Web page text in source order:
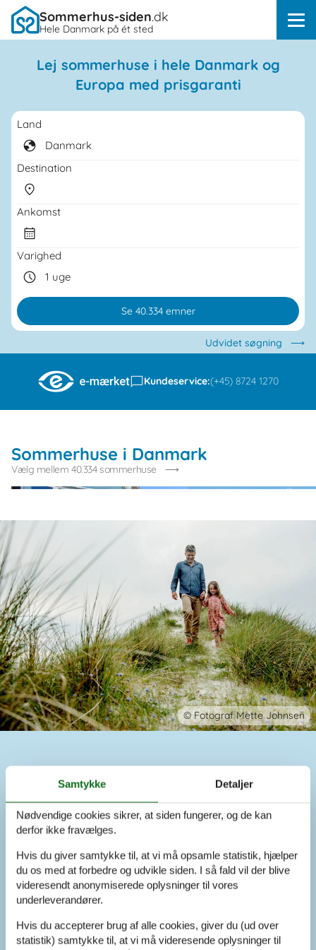
Sommerhus-siden.dk
Hele Danmark på ét sted
Lej sommerhuse i hele Danmark og
Europa med prisgaranti
Land
Destination
Ankomst
...
Varighed
Udvidet søgning
Se 40.334 emner
Kundeservice:(+45) 8724 1270
Sommerhuse i Danmark
Vælg mellem 40.334 sommerhuse
Moderne feriehus ved Assens
Strand med udsigt
1 / 20
Emne nr.:160-D2133
Assens
6 personer
Boligareal:110 m²
7 overnatninger
Hyggeligt feriehus i
havet
1 / 16
Emne nr.:130-B10102
Thisted
6 personer
Boligareal:90 m²
7 overnatninger
Sommerhusudlejning med huse til
Sommerhus-siden.dk tilbyder dig det største, samlede
overblik over sommerhusudlejning i Danmark. Vi har til hver
en tid Danmarks største og bedste udvalg af sommerhuse
til miniferie og også Last Minute sommerhuse. Du finder
også luksussommerhuse med pool, billige sommerhuse,
store sommerhuse, små sommerhuse og alle varianter ind
Sommerhuse og ferieboliger overalt
© Fotograf Mette Johnsen
Samtykke Detaljer
Nødvendige cookies sikrer, at siden fungerer, og de kan
derfor ikke fravælges.
Hvis du giver samtykke til, at vi må opsamle statistik, hjælper
du os med at forbedre og udvikle siden. I så fald vil der blive
videresendt anonymiserede oplysninger til vores
underleverandører.
Hvis du accepterer brug af alle cookies, giver du (ud over
statistik) samtykke til, at vi må videresende oplysninger til